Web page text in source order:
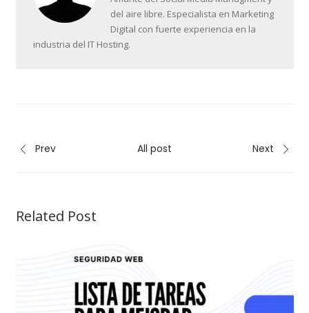
del aire libre. Especialista en Marketing
Digital con fuerte experiencia en la
industria del IT Hosting.
Prev All post Next
Related Post